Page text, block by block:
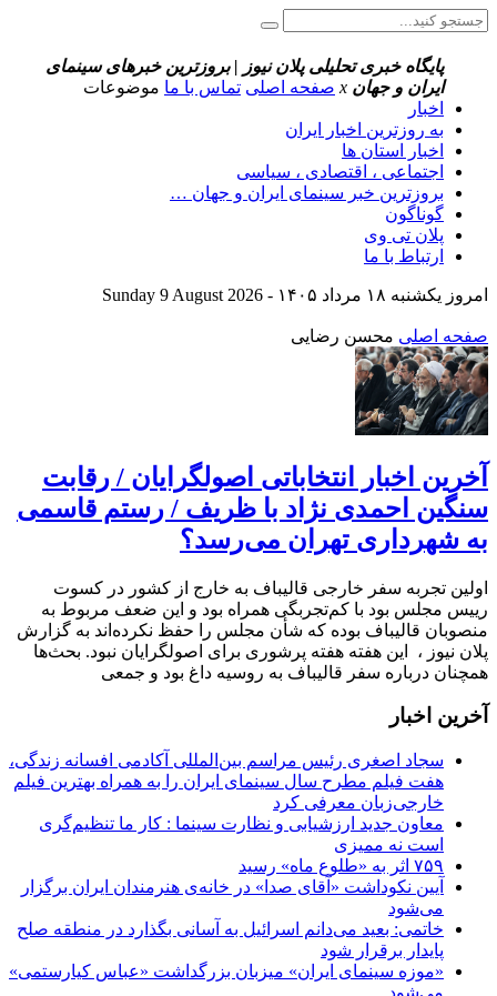
پایگاه خبری تحلیلی پلان نیوز | بروزترین خبرهای سینمای
ایران و جهان x صفحه اصلی تماس با ما موضوعات
اخبار
به روزترین اخبار ایران
اخبار استان ها
اجتماعی ، اقتصادی ، سیاسی
بروزترین خبر سینمای ایران و جهان …
گوناگون
پلان تی وی
ارتباط با ما
امروز یکشنبه ۱۸ مرداد ۱۴۰۵ - Sunday 9 August 2026
صفحه اصلی محسن رضایی
آخرین اخبار انتخاباتی اصولگرایان / رقابت
سنگین احمدی نژاد با ظریف / رستم قاسمی
به شهرداری تهران می‌رسد؟
اولین تجربه سفر خارجی قالیباف به خارج از کشور در کسوت
رییس مجلس بود با کم‌تجربگی همراه بود و این ضعف مربوط به
منصوبان قالیباف بوده که شأن مجلس را حفظ نکرده‌اند به گزارش
پلان نیوز ، این هفته هفته پرشوری برای اصولگرایان نبود. بحث‌ها
همچنان درباره سفر قالیباف به روسیه داغ بود و جمعی
آخرین اخبار
سجاد اصغری رئیس مراسم بین‌المللی آکادمی افسانه زندگی،
هفت فیلم مطرح سال سینمای ایران را به همراه بهترین فیلم
خارجی‌زبان معرفی کرد
معاون جدید ارزشیابی و نظارت سینما : کار ما تنظیم‌گری
است نه ممیزی
۷۵۹ اثر به «طلوع ماه» رسید
آیین نکوداشت «آقای صدا» در خانه‌ی هنرمندان ایران برگزار
می‌شود
خاتمی: بعید می‌دانم اسرائیل به آسانی بگذارد در منطقه صلح
پایدار برقرار شود
«موزه سینمای ایران» میزبان بزرگداشت «عباس کیارستمی»
می‌شود